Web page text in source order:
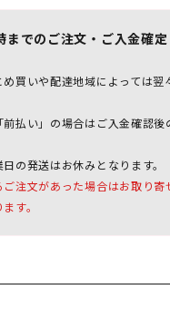
までのご注文・ご入金確
買いや配達地域によっては翌
払い」の場合はご入金確認後
の発送はお休みとなります。
注文があった場合はお取り寄
す。